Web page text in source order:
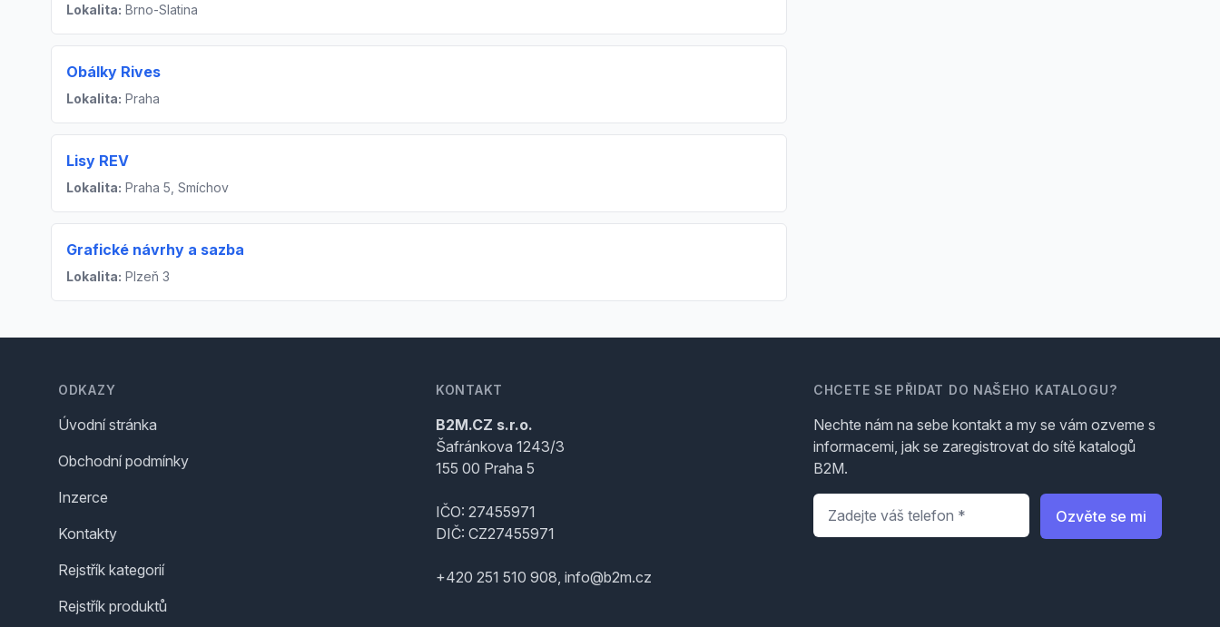
Lokalita: Brno-Slatina
Obálky Rives
Lokalita: Praha
Lisy REV
Lokalita: Praha 5, Smíchov
Grafické návrhy a sazba
Lokalita: Plzeň 3
ODKAZY
Úvodní stránka
Obchodní podmínky
Inzerce
Kontakty
Rejstřík kategorií
Rejstřík produktů
KONTAKT
B2M.CZ s.r.o.
Šafránkova 1243/3
155 00 Praha 5
IČO: 27455971
DIČ: CZ27455971
+420 251 510 908, info@b2m.cz
CHCETE SE PŘIDAT DO NAŠEHO KATALOGU?
Nechte nám na sebe kontakt a my se vám ozveme s
informacemi, jak se zaregistrovat do sítě katalogů
B2M.
Telefon
Ozvěte se mi